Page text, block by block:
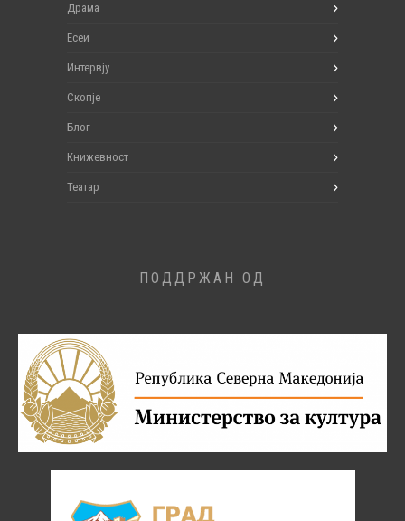
Драма
Есеи
Интервју
Скопје
Блог
Книжевност
Театар
ПОДДРЖАН ОД